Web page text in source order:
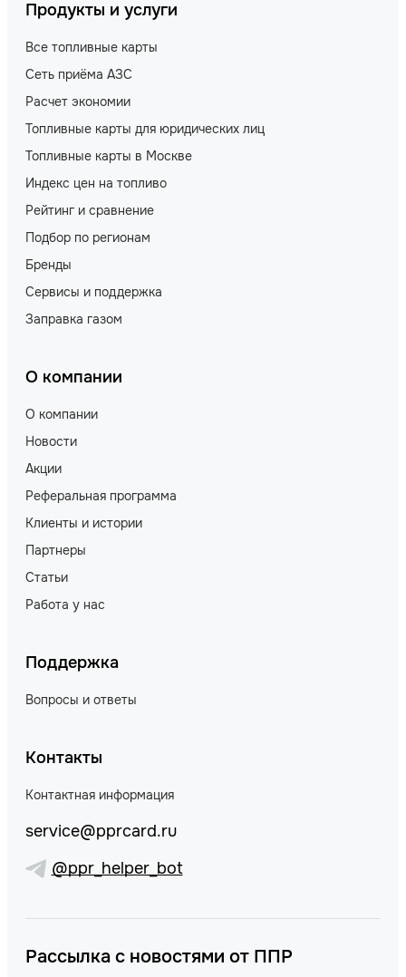
Продукты и услуги
Все топливные карты
Сеть приёма АЗС
Расчет экономии
Топливные карты для юридических лиц
Топливные карты в Москве
Индекс цен на топливо
Рейтинг и сравнение
Подбор по регионам
Бренды
Сервисы и поддержка
Заправка газом
О компании
О компании
Новости
Акции
Реферальная программа
Клиенты и истории
Партнеры
Статьи
Работа у нас
Поддержка
Вопросы и ответы
Контакты
Контактная информация
service@pprcard.ru
@ppr_helper_bot
Рассылка с новостями от ППР